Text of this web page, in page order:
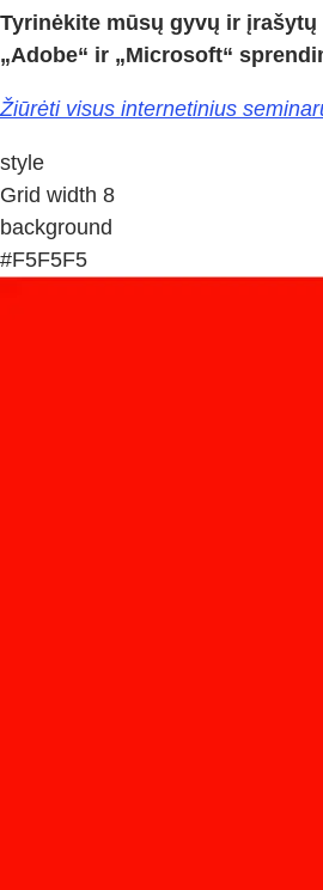
Tyrinėkite mūsų gyvų ir
„Adobe“ ir „Microsoft“
Žiūrėti visus internetinius
style
Grid width 8
background
#F5F5F5